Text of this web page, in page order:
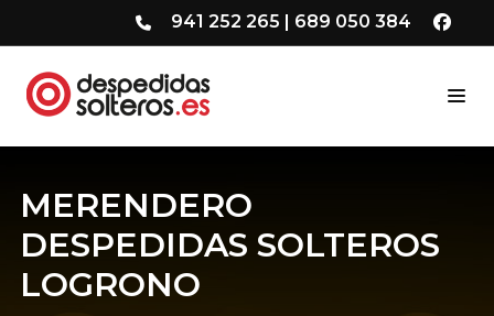
941 252 265 | 689 050 384
MERENDERO
DESPEDIDAS SOLTEROS
LOGRONO